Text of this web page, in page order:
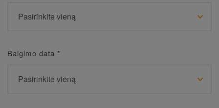
Baigimo data *